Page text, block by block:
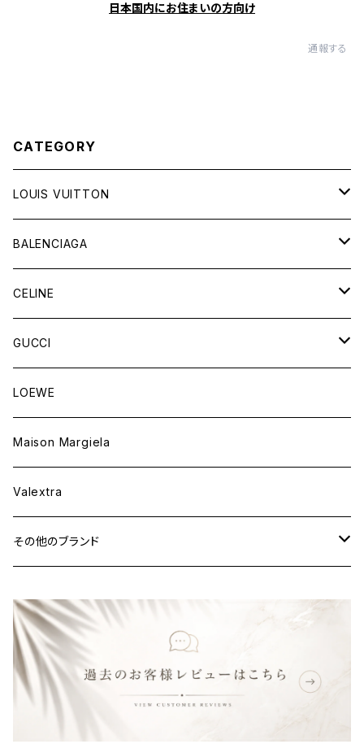
日本国内にお住まいの方向け
通報する
CATEGORY
LOUIS VUITTON
バッグ
財布&小物
ウェア
BALENCIAGA
バッグ
財布&小物
ウェア
CELINE
バッグ
財布&小物
ウェア
GUCCI
バッグ
財布&小物
ウェア
LOEWE
Maison Margiela
Valextra
その他のブランド
財布&小物
ウェア